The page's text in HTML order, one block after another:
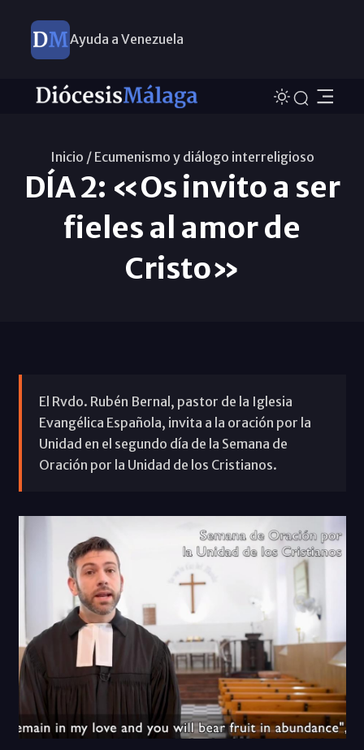
Ayuda a Venezuela
Inicio / Ecumenismo y diálogo interreligioso
DÍA 2: «Os invito a ser
fieles al amor de
Cristo»
El Rvdo. Rubén Bernal, pastor de la Iglesia
Evangélica Española, invita a la oración por la
Unidad en el segundo día de la Semana de
Oración por la Unidad de los Cristianos.